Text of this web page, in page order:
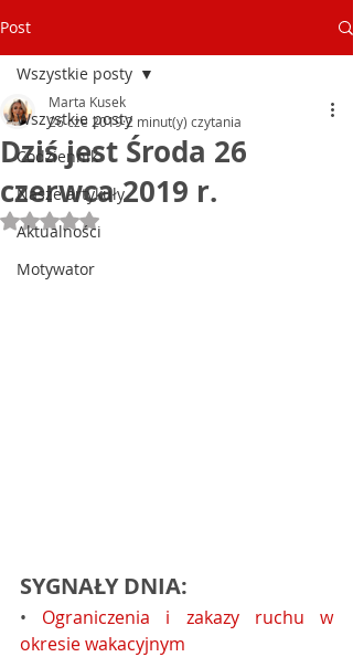
Post
Wszystkie posty
Codziennik
Nasze artykuły
Aktualności
Motywator
Wszystkie posty
Dziś jest Środa 26
czerwca 2019 r.
Marta Kusek
26 cze 20192 minut(y) czytania
Oceniono na NaN z 5 gwiazdek.
SYGNAŁY DNIA:
• Ograniczenia i zakazy ruchu w
okresie wakacyjnym